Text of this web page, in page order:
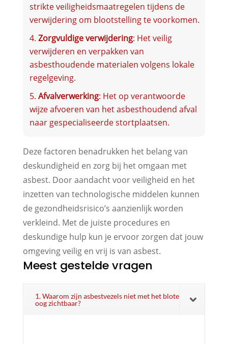
strikte veiligheidsmaatregelen tijdens de
verwijdering om blootstelling te voorkomen.
Zorgvuldige verwijdering: Het veilig
verwijderen en verpakken van
asbesthoudende materialen volgens lokale
regelgeving.
Afvalverwerking: Het op verantwoorde
wijze afvoeren van het asbesthoudend afval
naar gespecialiseerde stortplaatsen.
Deze factoren benadrukken het belang van
deskundigheid en zorg bij het omgaan met
asbest. Door aandacht voor veiligheid en het
inzetten van technologische middelen kunnen
de gezondheidsrisico’s aanzienlijk worden
verkleind. Met de juiste procedures en
deskundige hulp kun je ervoor zorgen dat jouw
omgeving veilig en vrij is van asbest.
Meest gestelde vragen
1. Waarom zijn asbestvezels niet met het blote
oog zichtbaar?